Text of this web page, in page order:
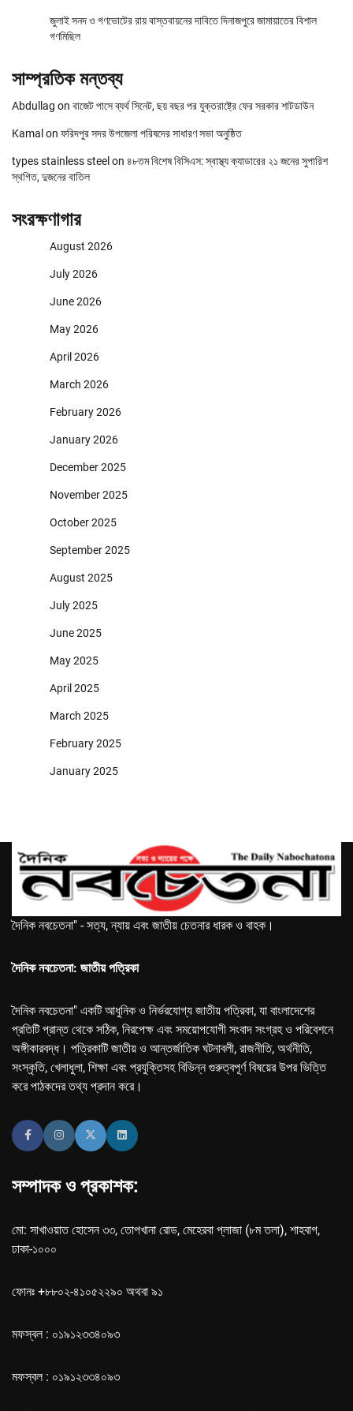
জুলাই সনদ ও গণভোটের রায় বাস্তবায়নের দাবিতে দিনাজপুরে জামায়াতের বিশাল
গণমিছিল
সাম্প্রতিক মন্তব্য
Abdullag on বাজেট পাসে ব্যর্থ সিনেট, ছয় বছর পর যুক্তরাষ্ট্রে ফের সরকার শাটডাউন
Kamal on ফরিদপুর সদর উপজেলা পরিষদের সাধারণ সভা অনুষ্ঠিত
types stainless steel on ৪৮তম বিশেষ বিসিএস: স্বাস্থ্য ক্যাডারের ২১ জনের সুপারিশ
স্থগিত, দুজনের বাতিল
সংরক্ষণাগার
August 2026
July 2026
June 2026
May 2026
April 2026
March 2026
February 2026
January 2026
December 2025
November 2025
October 2025
September 2025
August 2025
July 2025
June 2025
May 2025
April 2025
March 2025
February 2025
January 2025
দৈনিক নবচেতনা" - সত্য, ন্যায় এবং জাতীয় চেতনার ধারক ও বাহক।
দৈনিক নবচেতনা: জাতীয় পত্রিকা
দৈনিক নবচেতনা" একটি আধুনিক ও নির্ভরযোগ্য জাতীয় পত্রিকা, যা বাংলাদেশের
প্রতিটি প্রান্ত থেকে সঠিক, নিরপেক্ষ এবং সময়োপযোগী সংবাদ সংগ্রহ ও পরিবেশনে
অঙ্গীকারবদ্ধ। পত্রিকাটি জাতীয় ও আন্তর্জাতিক ঘটনাবলী, রাজনীতি, অর্থনীতি,
সংস্কৃতি, খেলাধুলা, শিক্ষা এবং প্রযুক্তিসহ বিভিন্ন গুরুত্বপূর্ণ বিষয়ের উপর ভিত্তি
করে পাঠকদের তথ্য প্রদান করে।
সম্পাদক ও প্রকাশক:
মো: সাখাওয়াত হোসেন ৩৩, তোপখানা রোড, মেহেরবা প্লাজা (৮ম তলা), শাহবাগ,
ঢাকা-১০০০
ফোনঃ +৮৮০২-৪১০৫২২৯০ অথবা ৯১
মফস্বল : ০১৯১২৩৩৪০৯৩
মফস্বল : ০১৯১২৩৩৪০৯৩